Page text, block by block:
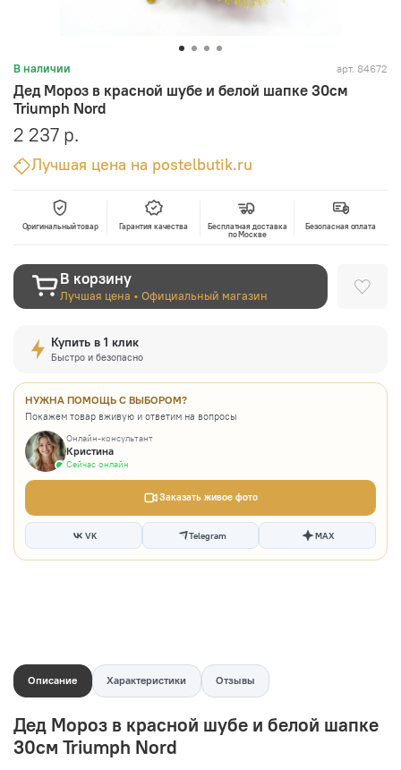
В наличии арт. 84672
Дед Мороз в красной шубе и белой шапке 30см
Triumph Nord
2 237 р.
Лучшая цена на postelbutik.ru
Оригинальный товар Гарантия качества
Бесплатная доставка
по Москве
Безопасная оплата
В корзину
Лучшая цена • Официальный магазин
Купить в 1 клик
Быстро и безопасно
НУЖНА ПОМОЩЬ С ВЫБОРОМ?
Покажем товар вживую и ответим на вопросы
Онлайн-консультант
Кристина
Сейчас онлайн
Заказать живое фото
VK Telegram MAX
Описание Характеристики Отзывы
Дед Мороз в красной шубе и белой шапке
30см Triumph Nord